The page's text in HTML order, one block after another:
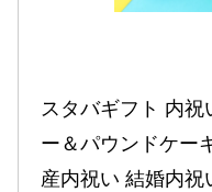
スタバギフト 内祝
ー＆パウンドケー
産内祝い 結婚内祝